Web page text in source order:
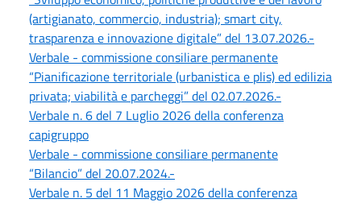
(artigianato, commercio, industria); smart city,
trasparenza e innovazione digitale” del 13.07.2026.-
Verbale - commissione consiliare permanente
“Pianificazione territoriale (urbanistica e plis) ed edilizia
privata; viabilità e parcheggi” del 02.07.2026.-
Verbale n. 6 del 7 Luglio 2026 della conferenza
capigruppo
Verbale - commissione consiliare permanente
“Bilancio” del 20.07.2024.-
Verbale n. 5 del 11 Maggio 2026 della conferenza